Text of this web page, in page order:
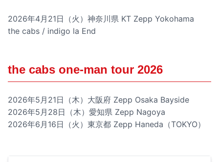
2026年4月21日（火）神奈川県 KT Zepp Yokohama
the cabs / indigo la End
the cabs one-man tour 2026
2026年5月21日（木）大阪府 Zepp Osaka Bayside
2026年5月28日（木）愛知県 Zepp Nagoya
2026年6月16日（火）東京都 Zepp Haneda（TOKYO）